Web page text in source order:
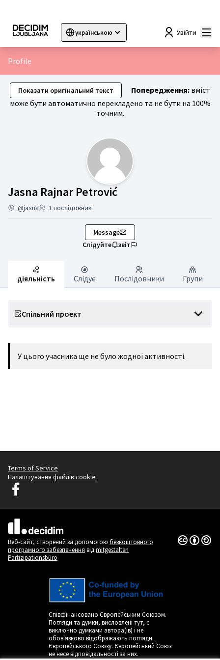
українською
Sprache wählenChoose language Choisir la langue
Увійти
Profile
Показати оригінальний текст Попередження: вміст
може бути автоматично перекладено та не бути на 100%
точним.
Jasna Rajnar Petrovićдіяльність (Jasna
@jasna 1 послідовник
Message
Слідуйте
звіт
діяльність Слідує Послідовники Групи
Спільний проект
У цього учасника ще не було жодної активності.
Terms of Service
Налаштування файлів cookie
Децидим Любляна у Facebook
(Зовнішнє посилання)
Веб-сайт, створений за допомогою безкоштовного
програмного забезпечення відmitgestalten
Partizipationsbüro
Ліцензія
(Зовнішнє
Співфінансовано Європейським Союзом.
Погляди та думки, висловлені тут, є
виключно думками автора(ів) і не
обов'язково відображають погляди
Європейського Союзу. Європейський Союз
не несе відповідальності за них.